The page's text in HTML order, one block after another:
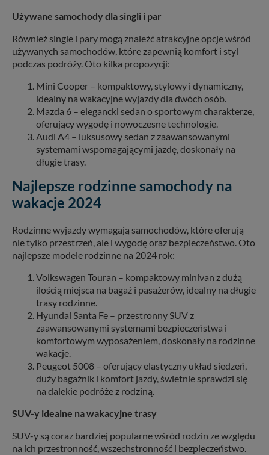
Używane samochody dla singli i par
Również single i pary mogą znaleźć atrakcyjne opcje wśród
używanych samochodów, które zapewnią komfort i styl
podczas podróży. Oto kilka propozycji:
Mini Cooper – kompaktowy, stylowy i dynamiczny,
idealny na wakacyjne wyjazdy dla dwóch osób.
Mazda 6 – elegancki sedan o sportowym charakterze,
oferujący wygodę i nowoczesne technologie.
Audi A4 – luksusowy sedan z zaawansowanymi
systemami wspomagającymi jazdę, doskonały na
długie trasy.
Najlepsze rodzinne samochody na
wakacje 2024
Rodzinne wyjazdy wymagają samochodów, które oferują
nie tylko przestrzeń, ale i wygodę oraz bezpieczeństwo. Oto
najlepsze modele rodzinne na 2024 rok:
Volkswagen Touran – kompaktowy minivan z dużą
ilością miejsca na bagaż i pasażerów, idealny na długie
trasy rodzinne.
Hyundai Santa Fe – przestronny SUV z
zaawansowanymi systemami bezpieczeństwa i
komfortowym wyposażeniem, doskonały na rodzinne
wakacje.
Peugeot 5008 – oferujący elastyczny układ siedzeń,
duży bagażnik i komfort jazdy, świetnie sprawdzi się
na dalekie podróże z rodziną.
SUV-y idealne na wakacyjne trasy
SUV-y są coraz bardziej popularne wśród rodzin ze względu
na ich przestronność, wszechstronność i bezpieczeństwo.